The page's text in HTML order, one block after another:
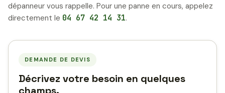
dépanneur vous rappelle. Pour une panne en cours, appelez
directement le 04 67 42 14 31.
DEMANDE DE DEVIS
Décrivez votre besoin en quelques
champs.